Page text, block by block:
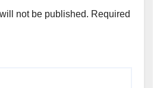
not be published. Required